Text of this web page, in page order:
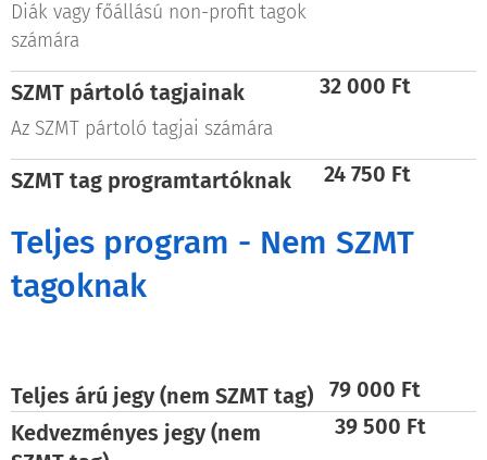
Diák vagy főállású non-profit tagok
számára
SZMT pártoló tagjainak
Az SZMT pártoló tagjai számára
32 000 Ft
SZMT tag programtartóknak 24 750 Ft
Teljes program - Nem SZMT
tagoknak
Teljes árú jegy (nem SZMT tag)
79 000 Ft
Kedvezményes jegy (nem
39 500 Ft